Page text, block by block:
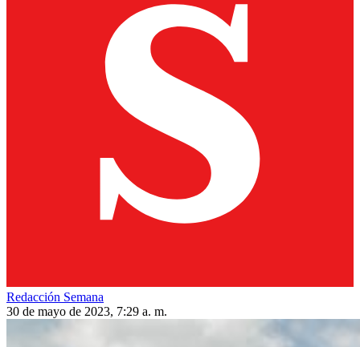
Redacción Semana
30 de mayo de 2023, 7:29 a. m.